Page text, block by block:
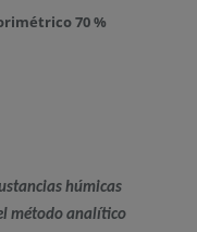
70 %
húmicas
método analítico